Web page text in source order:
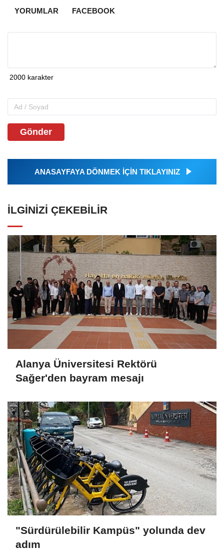
YORUMLAR FACEBOOK
Gönder
ANASAYFAYA DÖNMEK İÇİN TIKLAYINIZ
İLGINIZI ÇEKEBILIR
Alanya Üniversitesi Rektörü
Sağer'den bayram mesajı
"Sürdürülebilir Kampüs" yolunda dev
adım